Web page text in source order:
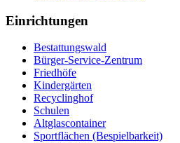
Einrichtungen
Bestattungswald
Bürger-Service-Zentrum
Friedhöfe
Kindergärten
Recyclinghof
Schulen
Altglascontainer
Sportflächen (Bespielbarkeit)